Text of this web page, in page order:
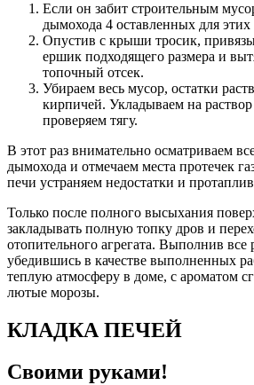
Если он забит строительным
дымохода 4 оставленных для
Опустив с крыши тросик,
ершик подходящего размера и
топочный отсек.
Убираем весь мусор, остатки
кирпичей. Укладываем на
проверяем тягу.
В этот раз внимательно осматриваем
дымохода и отмечаем места протечек
печи устраняем недостатки и
Только после полного высыхания
закладывать полную топку дров и
отопительного агрегата. Выполнив
убедившись в качестве выполненных
теплую атмосферу в доме, с ароматом
лютые морозы.
КЛАДКА ПЕЧЕЙ
Своими руками!